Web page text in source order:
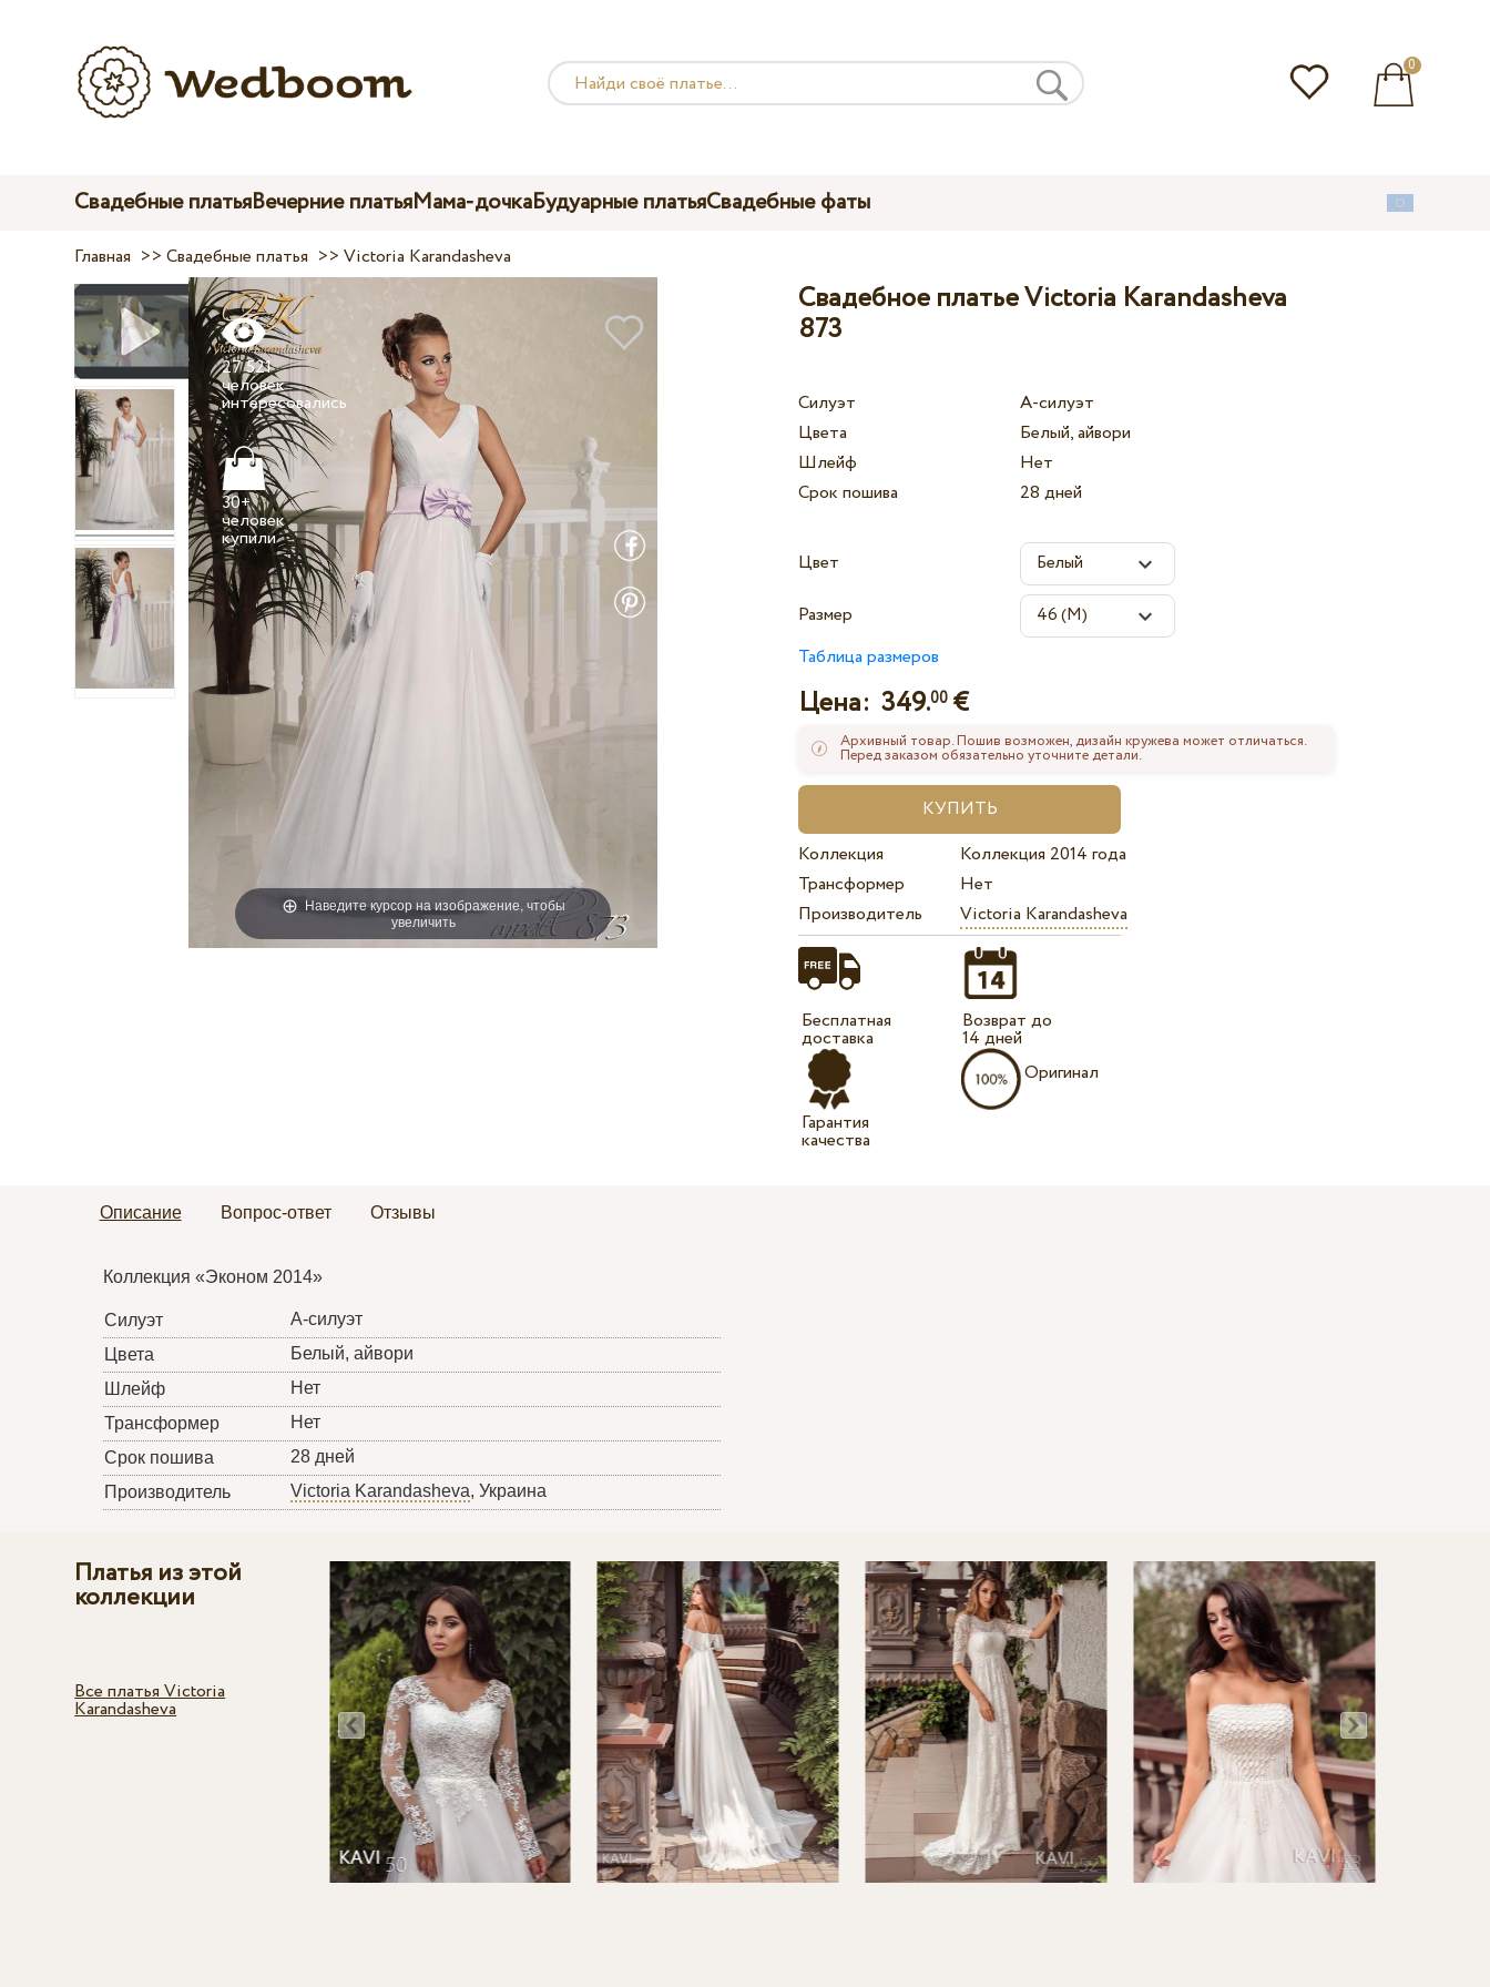
0
Свадебные платьяВечерние платьяМама-дочкаБудуарные платьяСвадебные фаты
Главная >>Свадебные платья >>Victoria Karandasheva
Наведите курсор на изображение, чтобы
увеличить
27 521
человек
30+
человек
купили
Свадебное платье Victoria Karandasheva
873
Силуэт
А-силуэт
Цвета
Белый, айвори
Шлейф
Нет
Срок пошива
28 дней
Цвет
Размер
Таблица размеров
Цена:349.00 €
Архивный товар. Пошив возможен, дизайн кружева может отличаться.
Перед заказом обязательно уточните детали.
Коллекция
Коллекция 2014 года
Трансформер
Нет
Производитель
Victoria Karandasheva
Бесплатная
доставка
Гарантия
качества
Возврат до
14 дней
Оригинал
Описание Вопрос-ответ Отзывы
Коллекция «Эконом 2014»
Силуэт
А-силуэт
Цвета
Белый, айвори
Шлейф
Нет
Трансформер
Нет
Срок пошива
28 дней
Производитель
Victoria Karandasheva, Украина
Платья из этой
коллекции
Все платья Victoria
Karandasheva